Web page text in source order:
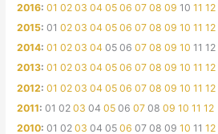
2016:01 02 03 04 05 06 07 08 09 10 11 12
2015:01 02 03 04 05 06 07 08 09 10 11 12
2014:01 02 03 04 05 06 07 08 09 10 11 12
2013:01 02 03 04 05 06 07 08 09 10 11 12
2012:01 02 03 04 05 06 07 08 09 10 11 12
2011:01 02 03 04 05 06 07 08 09 10 11 12
2010:01 02 03 04 05 06 07 08 09 10 11 12